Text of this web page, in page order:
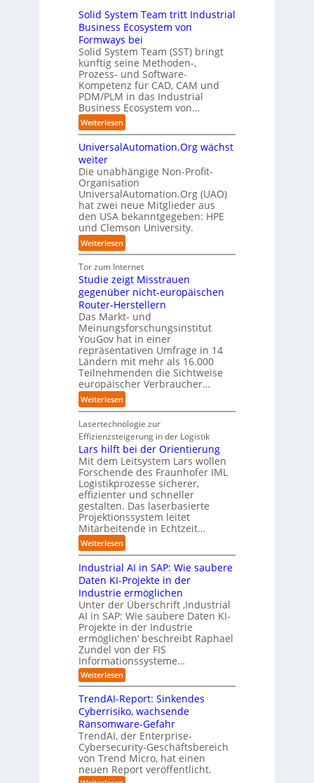
i
b
e
n
u
n
b
e
s
t
z
f
ü
r
d
e
n
G
i
g
a
f
a
c
t
o
r
y
-
A
u
s
b
a
u
-
C
E
O
h
e
n
z
e
n
t
r
e
n
n
D
e
u
t
s
c
h
l
a
n
d
T
r
e
f
f
p
u
n
k
t
f
r
p
r
a
x
i
s
n
a
e
A
u
t
o
m
a
t
i
s
i
e
r
u
n
g
s
l
ö
s
u
n
g
e
n
b
:
D
i
s
r
u
p
t
b
l
i
c
k
t
a
u
f
d
i
e
Z
u
k
n
f
t
d
e
r
I
n
d
t
r
i
e
a
u
t
o
m
a
i
s
i
e
r
u
n
g
Solid System Team tritt Industrial
Business Ecosystem von
Formways bei
Solid System Team (SST) bringt
künftig seine Methoden-,
Prozess- und Software-
Kompetenz für CAD, CAM und
PDM/PLM in das Industrial
Business Ecosystem von…
Weiterlesen:
S
o
i
d
S
y
s
t
e
m
T
e
a
m
t
r
i
t
t
I
n
d
u
t
r
i
a
l
B
s
i
n
e
s
s
E
c
o
y
s
t
e
m
v
o
n
F
o
r
m
w
UniversalAutomation.Org wächst
weiter
Die unabhängige Non-Profit-
Organisation
UniversalAutomation.Org (UAO)
hat zwei neue Mitglieder aus
den USA bekanntgegeben: HPE
und Clemson University.
Weiterlesen:
U
n
i
v
e
r
s
a
l
A
u
t
o
m
a
t
i
o
n
.
O
g
w
ä
c
h
s
t
w
e
i
t
e
r
Tor zum Internet
Studie zeigt Misstrauen
gegenüber nicht-europäischen
Router-Herstellern
Das Markt- und
Meinungsforschungsinstitut
YouGov hat in einer
repräsentativen Umfrage in 14
Ländern mit mehr als 16.000
Teilnehmenden die Sichtweise
europäischer Verbraucher…
Weiterlesen:
S
t
u
d
i
e
z
e
i
g
t
M
i
s
s
t
r
a
u
e
n
g
e
g
e
n
ü
b
e
r
n
i
Lasertechnologie zur
Effizienzsteigerung in der Logistik
Lars hilft bei der Orientierung
Mit dem Leitsystem Lars wollen
Forschende des Fraunhofer IML
Logistikprozesse sicherer,
effizienter und schneller
gestalten. Das laserbasierte
Projektionssystem leitet
Mitarbeitende in Echtzeit…
Weiterlesen:
L
a
r
s
h
l
f
t
b
e
i
d
e
r
O
r
i
e
n
Industrial AI in SAP: Wie saubere
Daten KI-Projekte in der
Industrie ermöglichen
Unter der Überschrift ‚Industrial
AI in SAP: Wie saubere Daten KI-
Projekte in der Industrie
ermöglichen‘ beschreibt Raphael
Zundel von der FIS
Informationssysteme…
Weiterlesen:
I
n
d
u
s
t
r
i
a
l
TrendAI-Report: Sinkendes
Cyberrisiko, wachsende
Ransomware-Gefahr
TrendAI, der Enterprise-
Cybersecurity-Geschäftsbereich
von Trend Micro, hat einen
neuen Report veröffentlicht.